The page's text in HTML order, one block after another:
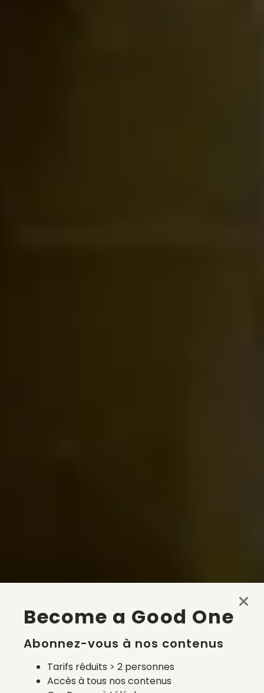
Become a Good One
Abonnez-vous à nos contenus
Tarifs réduits > 2 personnes
Accès à tous nos contenus